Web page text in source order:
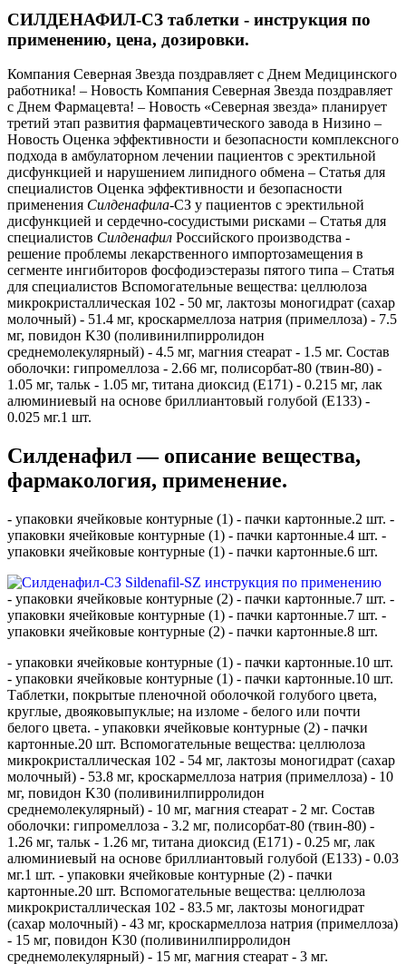
СИЛДЕНАФИЛ-СЗ таблетки - инструкция по
применению, цена, дозировки.
Компания Северная Звезда поздравляет с Днем Медицинского
работника! – Новость Компания Северная Звезда поздравляет
с Днем Фармацевта! – Новость «Северная звезда» планирует
третий этап развития фармацевтического завода в Низино –
Новость Оценка эффективности и безопасности комплексного
подхода в амбулаторном лечении пациентов c эректильной
дисфункцией и нарушением липидного обмена – Статья для
специалистов Оценка эффективности и безопасности
применения Силденафила-СЗ у пациентов с эректильной
дисфункцией и сердечно-сосудистыми рисками – Статья для
специалистов Силденафил Российского производства -
решение проблемы лекарственного импортозамещения в
сегменте ингибиторов фосфодиэстеразы пятого типа – Статья
для специалистов Вспомогательные вещества: целлюлоза
микрокристаллическая 102 - 50 мг, лактозы моногидрат (сахар
молочный) - 51.4 мг, кроскармеллоза натрия (примеллоза) - 7.5
мг, повидон K30 (поливинилпирролидон
среднемолекулярный) - 4.5 мг, магния стеарат - 1.5 мг. Состав
оболочки: гипромеллоза - 2.66 мг, полисорбат-80 (твин-80) -
1.05 мг, тальк - 1.05 мг, титана диоксид (E171) - 0.215 мг, лак
алюминиевый на основе бриллиантовый голубой (E133) -
0.025 мг.1 шт.
Силденафил — описание вещества,
фармакология, применение.
- упаковки ячейковые контурные (1) - пачки картонные.2 шт. -
упаковки ячейковые контурные (1) - пачки картонные.4 шт. -
упаковки ячейковые контурные (1) - пачки картонные.6 шт.
- упаковки ячейковые контурные (2) - пачки картонные.7 шт. -
упаковки ячейковые контурные (1) - пачки картонные.7 шт. -
упаковки ячейковые контурные (2) - пачки картонные.8 шт.
- упаковки ячейковые контурные (1) - пачки картонные.10 шт.
- упаковки ячейковые контурные (1) - пачки картонные.10 шт.
Таблетки, покрытые пленочной оболочкой голубого цвета,
круглые, двояковыпуклые; на изломе - белого или почти
белого цвета. - упаковки ячейковые контурные (2) - пачки
картонные.20 шт. Вспомогательные вещества: целлюлоза
микрокристаллическая 102 - 54 мг, лактозы моногидрат (сахар
молочный) - 53.8 мг, кроскармеллоза натрия (примеллоза) - 10
мг, повидон K30 (поливинилпирролидон
среднемолекулярный) - 10 мг, магния стеарат - 2 мг. Состав
оболочки: гипромеллоза - 3.2 мг, полисорбат-80 (твин-80) -
1.26 мг, тальк - 1.26 мг, титана диоксид (E171) - 0.25 мг, лак
алюминиевый на основе бриллиантовый голубой (E133) - 0.03
мг.1 шт. - упаковки ячейковые контурные (2) - пачки
картонные.20 шт. Вспомогательные вещества: целлюлоза
микрокристаллическая 102 - 83.5 мг, лактозы моногидрат
(сахар молочный) - 43 мг, кроскармеллоза натрия (примеллоза)
- 15 мг, повидон K30 (поливинилпирролидон
среднемолекулярный) - 15 мг, магния стеарат - 3 мг.